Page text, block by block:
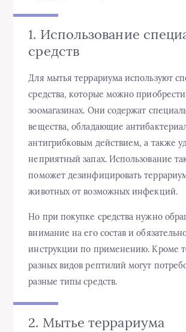
1. Использование
средств
Для мытья террариума используют
средства, которые можно
зоомагазинах. Они содержат
вещества, обладающие
антигрибковым действием, а также
неприятный запах. Использование
поможет дезинфицировать
животных от возможных инфекций.
Но при покупке средства нужно
внимание на его состав и
инструкции по применению. Кроме
разных видов рептилий могут
разные типы средств.
2. Мытье террариума